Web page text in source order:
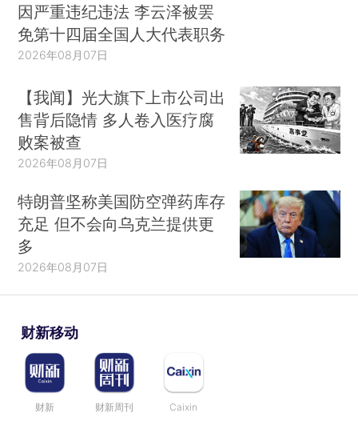
因严重违纪违法 李云泽被罢
免第十四届全国人大代表职务
2026年08月07日
【我闻】光大旗下上市公司出
售背后隐情 多人卷入医疗腐
败案被查
2026年08月07日
特朗普坚称美国防空弹药库存
充足 但不会向乌克兰提供更
多
2026年08月07日
财新移动
财新 财新周刊 Caixin